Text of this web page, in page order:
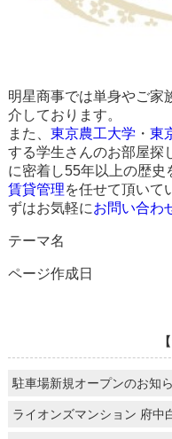
明星商事では単身やご家
介しております。
また、 東京農工大学 ・ 東
する学生さんのお部屋探
に密着し55年以上の歴史
賃貸管理を任せて頂いて
ずはお気軽にお問い合わ
テーマ名
ページ作成日
駐車場新規オープンのお知
ライオンズマンション 府